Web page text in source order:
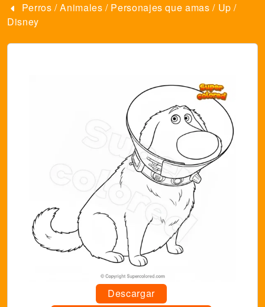
Perros /Animales / Personajes que amas / Up /
Disney
Descargar